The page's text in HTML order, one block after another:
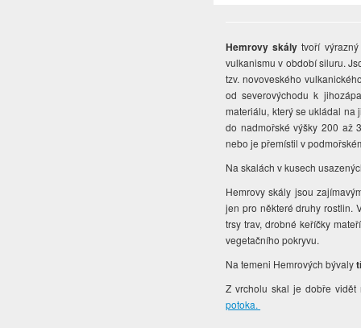
Hemrovy skály tvoří
vulkanismu v období siluru.
tzv. novoveského
od severovýchodu k
materiálu, který se ukládal na
do nadmořské výšky 200 až
nebo je přemístil v
Na skalách v kusech
Hemrovy skály jsou
jen pro některé druhy rostlin.
trsy trav, drobné keříčky
vegetačního pokryvu.
Na temeni Hemrových bývaly
Z vrcholu skal je dobře
potoka.